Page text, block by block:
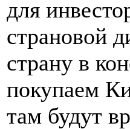
для
страновой
страну в
покупаем
там будут